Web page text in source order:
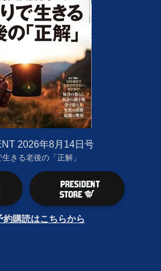
2026年8月14日号
きる老後の「正解」
約購読はこちらから